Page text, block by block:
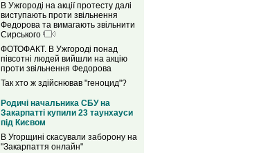
В Ужгороді на акції протесту далі
виступають проти звільнення
Федорова та вимагають звільнити
Сирського
ФОТОФАКТ. В Ужгороді понад
півсотні людей вийшли на акцію
проти звільнення Федорова
Так хто ж здійснював "геноцид"?
Родичі начальника СБУ на
Закарпатті купили 23 таунхауси
під Києвом
В Угорщині скасували заборону на
"Закарпаття онлайн"